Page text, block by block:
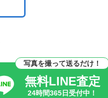
写真を撮って送るだけ！
無料LINE査定
24時間365日受付中！